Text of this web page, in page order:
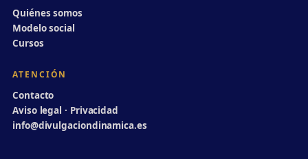
Quiénes somos
Modelo social
Cursos
ATENCIÓN
Contacto
Aviso legal · Privacidad
info@divulgaciondinamica.es